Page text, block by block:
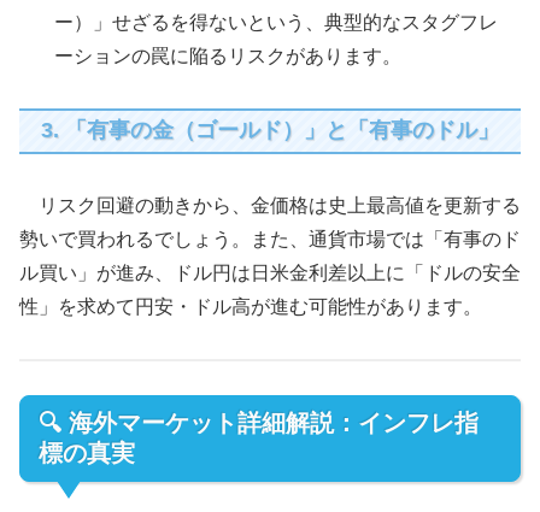
ー）」せざるを得ないという、典型的なスタグフレ
ーションの罠に陥るリスクがあります。
3. 「有事の金（ゴールド）」と「有事のドル」
リスク回避の動きから、金価格は史上最高値を更新する
勢いで買われるでしょう。また、通貨市場では「有事のド
ル買い」が進み、ドル円は日米金利差以上に「ドルの安全
性」を求めて円安・ドル高が進む可能性があります。
🔍 海外マーケット詳細解説：インフレ指
標の真実